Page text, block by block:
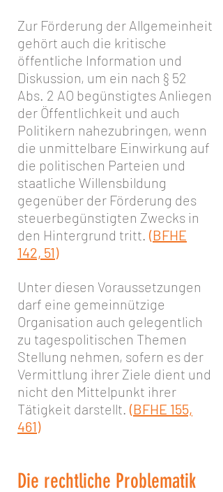
Zur Förderung der Allgemeinheit
gehört auch die kritische
öffentliche Information und
Diskussion, um ein nach § 52
Abs. 2 AO begünstigtes Anliegen
der Öffentlichkeit und auch
Politikern nahezubringen, wenn
die unmittelbare Einwirkung auf
die politischen Parteien und
staatliche Willensbildung
gegenüber der Förderung des
steuerbegünstigten Zwecks in
den Hintergrund tritt. (BFHE
142, 51)
Unter diesen Voraussetzungen
darf eine gemeinnützige
Organisation auch gelegentlich
zu tagespolitischen Themen
Stellung nehmen, sofern es der
Vermittlung ihrer Ziele dient und
nicht den Mittelpunkt ihrer
Tätigkeit darstellt. (BFHE 155,
461)
Die rechtliche Problematik